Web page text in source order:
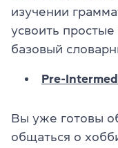
изучении
усвоить
базовый
Pre-
Вы уже готовы
общаться о